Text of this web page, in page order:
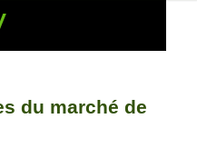
du marché de